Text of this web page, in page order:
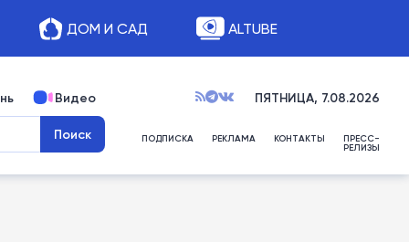
ДОМ И САД ALTUBE
Видео ПЯТНИЦА, 7.08.2026
ПОДПИСКА РЕКЛАМА КОНТАКТЫ ПРЕСС-
РЕЛИЗЫ